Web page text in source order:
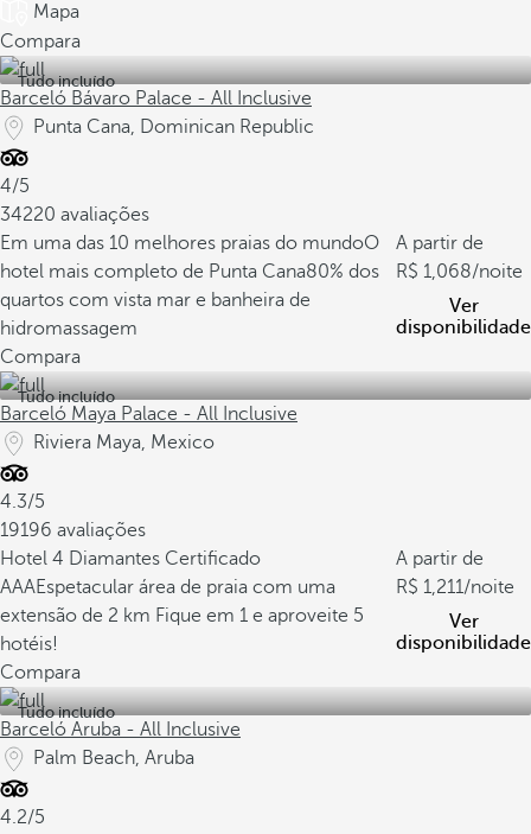
Mapa
Compara
Tudo incluído
Barceló Bávaro Palace - All Inclusive
Punta Cana, Dominican Republic
4/5
34220 avaliações
Em uma das 10 melhores praias do mundoO
hotel mais completo de Punta Cana80% dos
quartos com vista mar e banheira de
hidromassagem
A partir de
1,068/noite
Ver
disponibilidade
Compara
Tudo incluído
Barceló Maya Palace - All Inclusive
Riviera Maya, Mexico
4.3/5
19196 avaliações
Hotel 4 Diamantes Certificado
AAAEspetacular área de praia com uma
extensão de 2 km Fique em 1 e aproveite 5
hotéis!
A partir de
1,211/noite
Ver
disponibilidade
Compara
Tudo incluído
Barceló Aruba - All Inclusive
Palm Beach, Aruba
4.2/5